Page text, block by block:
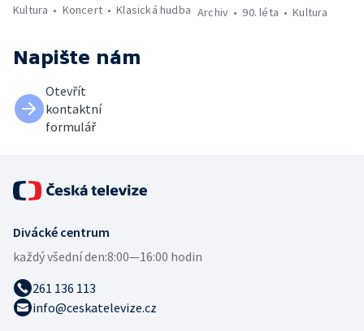
Kultura
Koncert Klasická hudba Archiv
90. léta Kultura
Napište nám
Otevřít
kontaktní
formulář
Divácké centrum
každý všední den:8:00—16:00 hodin
261 136 113
info@ceskatelevize.cz